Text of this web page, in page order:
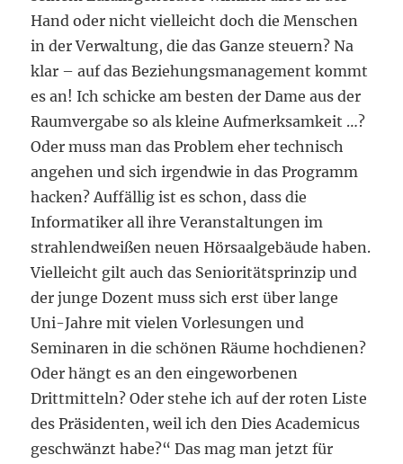
Hand oder nicht vielleicht doch die Menschen
in der Verwaltung, die das Ganze steuern? Na
klar – auf das Beziehungsmanagement kommt
es an! Ich schicke am besten der Dame aus der
Raumvergabe so als kleine Aufmerksamkeit …?
Oder muss man das Problem eher technisch
angehen und sich irgendwie in das Programm
hacken? Auffällig ist es schon, dass die
Informatiker all ihre Veranstaltungen im
strahlendweißen neuen Hörsaalgebäude haben.
Vielleicht gilt auch das Senioritätsprinzip und
der junge Dozent muss sich erst über lange
Uni-Jahre mit vielen Vorlesungen und
Seminaren in die schönen Räume hochdienen?
Oder hängt es an den eingeworbenen
Drittmitteln? Oder stehe ich auf der roten Liste
des Präsidenten, weil ich den Dies Academicus
geschwänzt habe?“ Das mag man jetzt für